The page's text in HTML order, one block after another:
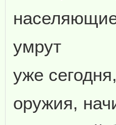
умрут
уже
оружия,